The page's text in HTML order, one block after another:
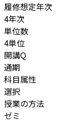
履修想定年次
4年次
単位数
4単位
開講Q
通期
科目属性
選択
授業の方法
ゼミ